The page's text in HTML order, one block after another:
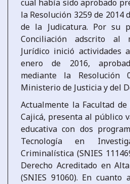
cual había sido aprobado
la Resolución 3259 de 2014
de la Judicatura. Por su
Conciliación adscrito al
Jurídico inició actividades
enero de 2016,
mediante la Resolución
Ministerio de Justicia y del
Actualmente la Facultad
Cajicá, presenta al público
educativa con dos
Tecnología en
Criminalística (SNIES
Derecho Acreditado en
(SNIES 91060). En